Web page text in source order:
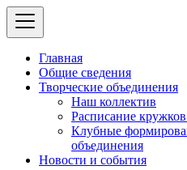
Главная
Общие сведения
Творческие объединения
Наш коллектив
Расписание
Клубные
объединения
Новости и события